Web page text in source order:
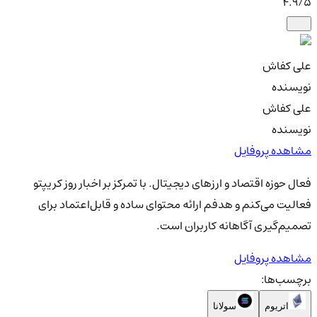
علی کفاش
نویسنده
علی کفاش
نویسنده
مشاهده پروفایل
فعال حوزه اقتصاد و ارزهای دیجیتال. با تمرکز بر اخبار روز کریپتو
فعالیت می‌کنم و هدفم ارائه محتوای ساده و قابل‌اعتماد برای
تصمیم‌گیری آگاهانه کاربران است.
مشاهده پروفایل
برچسب‌ها:
اتریوم سولانا